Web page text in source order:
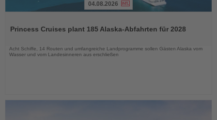
die
04.08.2026
Princess Cruises plant 185 Alaska-Abfahrten für 2028
Acht Schiffe, 14 Routen und umfangreiche Landprogramme sollen Gästen Alaska vom
Wasser und vom Landesinneren aus erschließen